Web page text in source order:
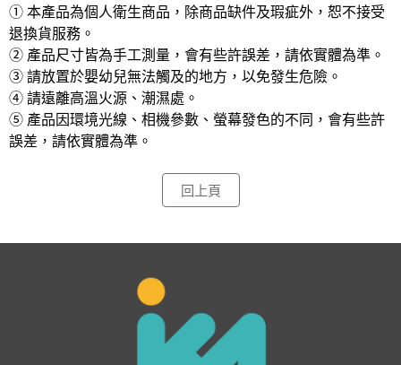
① 本產品為個人衛生商品，除商品缺件及瑕疵外，恕不接受
退換貨服務。
② 產品尺寸皆為手工測量，會有些許誤差，請依實體為準。
③ 請放置於嬰幼兒無法觸及的地方，以免發生危險。
④ 請遠離高溫火源、潮濕處。
⑤ 產品因環境光線、相機參數、螢幕發色的不同，會有些許
誤差，請依實體為準。
回上頁